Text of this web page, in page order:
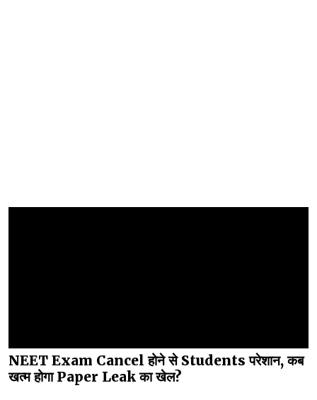
NEET Exam Cancel होने से Students परेशान, कब
खत्म होगा Paper Leak का खेल?